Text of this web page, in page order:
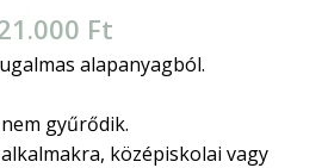
Ft
alapanyagból.
gyűrődik.
középiskolai vagy